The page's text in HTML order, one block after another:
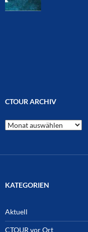
CTOUR ARCHIV
CTOUR
Archiv
KATEGORIEN
Aktuell
CTOUR vor Ort